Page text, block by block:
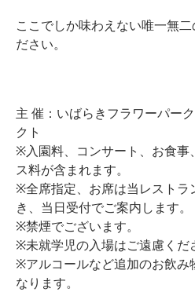
ここでしか味わえない唯一無
ださい。
主 催：いばらきフラワーパー
クト
※入園料、コンサート、お食事
ス料が含まれます。
※全席指定、お席は当レストラ
き、当日受付でご案内します。
※禁煙でございます。
※未就学児の入場はご遠慮くだ
※アルコールなど追加のお飲み
なります。